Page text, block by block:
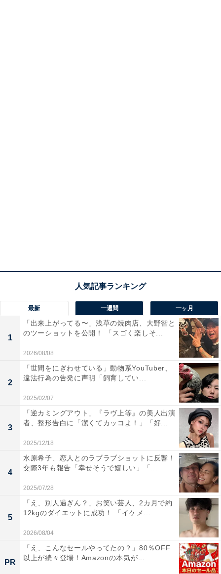
最新 一週間 一ヶ月
1
「出来上がってる〜」浅草の焼肉店、大野智と
のツーショットを公開！ 「スゴく楽しそ...
2026/08/08
2
「世間をにぎわせている」動物系YouTuber、
違法行為の告発に声明「飼育してい...
2025/02/07
3
「逆カミングアウト」『ラヴ上等』の美人出演
者、整形告白に「潔くてカッコよ！」「好...
2025/12/18
4
水原希子、恋人とのラブラブショットに反響！
交際3年も報告「幸せそうで嬉しい」「...
2025/07/28
5
「え、別人過ぎん？」お笑い芸人、2カ月で約
12kgのダイエットに成功！ 「イケメ...
2026/08/04
PR
「え、こんなセールやってたの？」80％OFF
以上が続々登場！Amazonの本気が...